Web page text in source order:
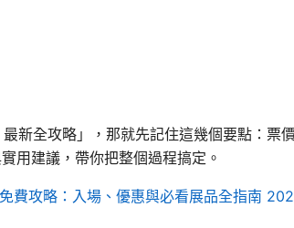
新全攻略」，那就先記住這幾個要點：票
用建議，帶你把整個過程搞定。
費攻略：入場、優惠與必看展品全指南